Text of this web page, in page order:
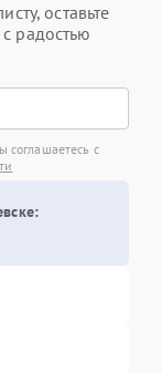
оставьте
радостью
соглашаетесь с